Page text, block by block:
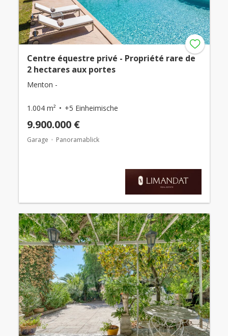
Centre équestre privé - Propriété rare de
2 hectares aux portes
Menton -
1.004 m² +5 Einheimische
9.900.000 €
Garage Panoramablick